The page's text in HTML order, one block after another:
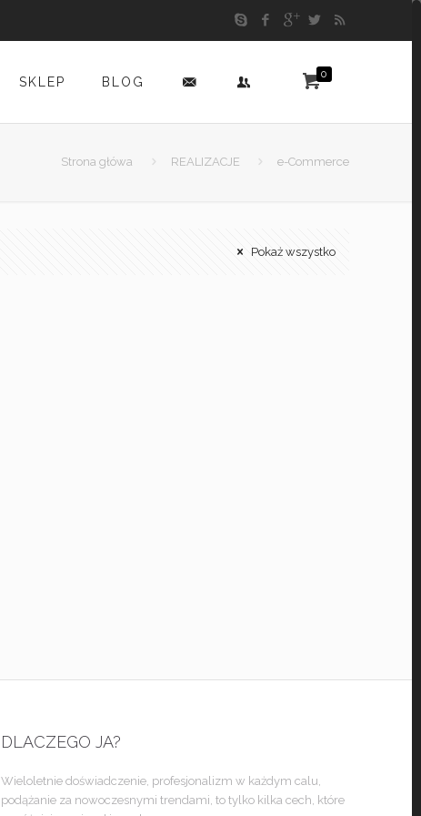
SKLEP BLOG
0
Strona główa REALIZACJE e-Commerce
Pokaż wszystko
DLACZEGO JA?
Wieloletnie doświadczenie, profesjonalizm w każdym calu,
podążanie za nowoczesnymi trendami, to tylko kilka cech, które